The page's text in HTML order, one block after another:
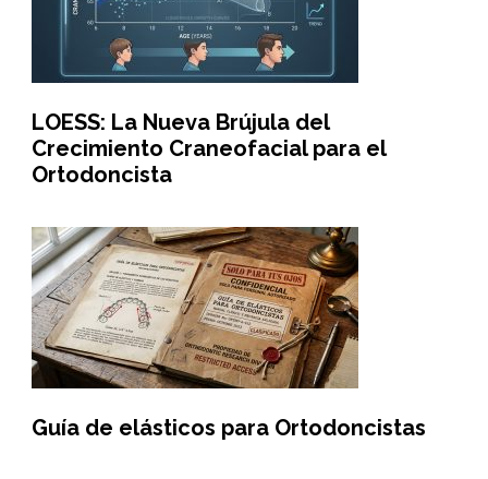
LOESS: La Nueva Brújula del
Crecimiento Craneofacial para el
Ortodoncista
Guía de elásticos para Ortodoncistas